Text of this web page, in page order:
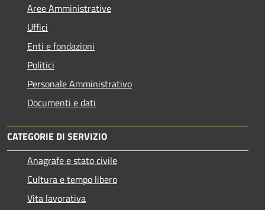
Aree Amministrative
Uffici
Enti e fondazioni
Politici
Personale Amministrativo
Documenti e dati
CATEGORIE DI SERVIZIO
Anagrafe e stato civile
Cultura e tempo libero
Vita lavorativa